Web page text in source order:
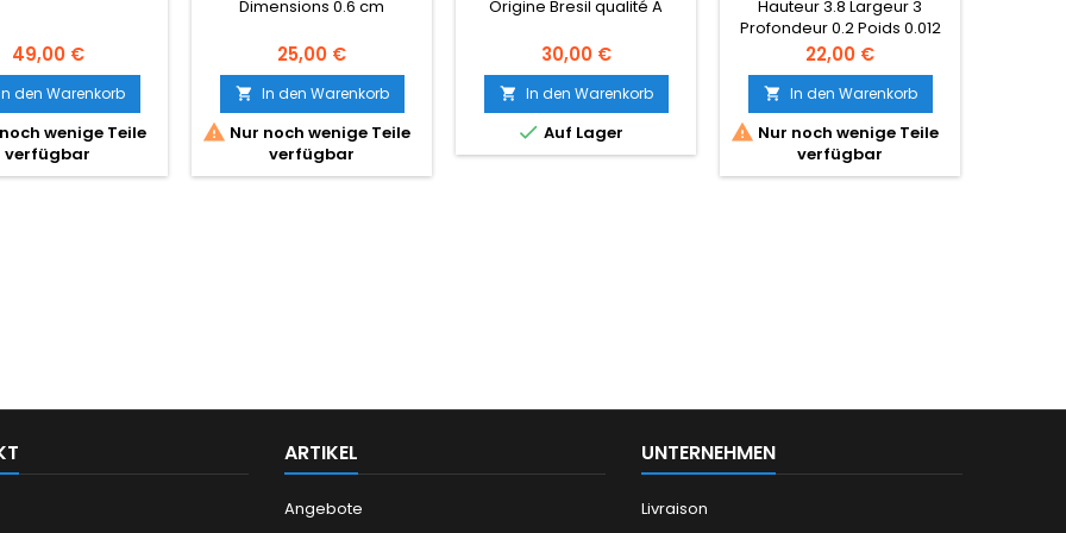
Preis
49,00 €
den Warenkorb
wenige Teile
verfügbar
Dimensions 0.6 cm
Preis
25,00 €
 In den Warenkorb
 Nur noch wenige Teile
verfügbar
Origine Bresil qualité A
Preis
30,00 €
 In den Warenkorb
 Auf Lager
Hauteur 3.8 Largeur 3
Profondeur 0.2 Poids 0.012
Preis
22,00 €
 In den Warenkorb
 Nur noch wenige Teile
verfügbar
ARTIKEL
Angebote
UNTERNEHMEN
Livraison